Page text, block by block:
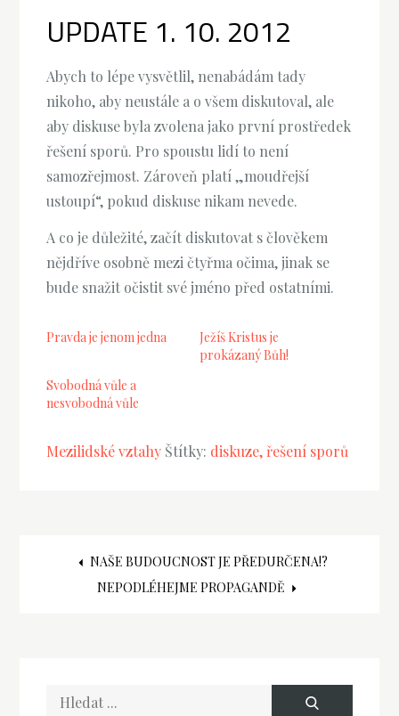
UPDATE 1. 10. 2012
Abych to lépe vysvětlil, nenabádám tady
nikoho, aby neustále a o všem diskutoval, ale
aby diskuse byla zvolena jako první prostředek
řešení sporů. Pro spoustu lidí to není
samozřejmost. Zároveň platí „moudřejší
ustoupí“, pokud diskuse nikam nevede.
A co je důležité, začít diskutovat s člověkem
nějdříve osobně mezi čtyřma očima, jinak se
bude snažit očistit své jméno před ostatními.
Pravda je jenom jedna
Ježíš Kristus je
prokázaný Bůh!
Svobodná vůle a
nesvobodná vůle
Mezilidské vztahy Štítky: diskuze řešení sporů
Navigace
NAŠE BUDOUCNOST JE PŘEDURČENA!?
NEPODLÉHEJME PROPAGANDĚ
Hledat